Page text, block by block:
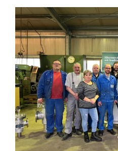
Zeige
grösseres
Bild